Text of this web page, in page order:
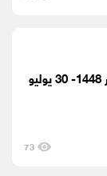
صحيفة الثورة الخميس 16 صفر 1448- 30 يوليو
73